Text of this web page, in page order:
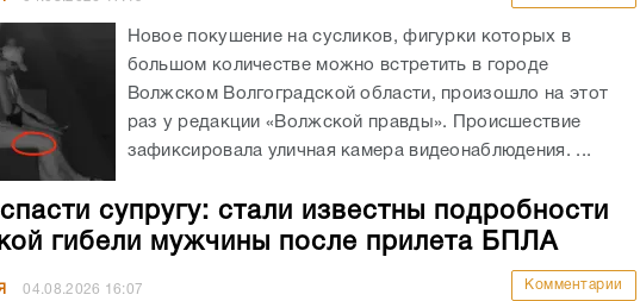
Новое покушение на сусликов, фигурки которых в
большом количестве можно встретить в городе
Волжском Волгоградской области, произошло на этот
раз у редакции «Волжской правды». Происшествие
зафиксировала уличная камера видеонаблюдения. ...
супругу: стали известны подробности
гибели мужчины после прилета БПЛА
04.08.2026 16:07 Комментарии